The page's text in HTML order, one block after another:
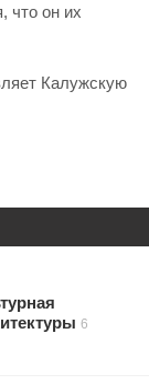
что он их
Калужскую
6